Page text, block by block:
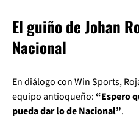
El guiño de Johan
Nacional
En diálogo con Win Sports,
equipo antioqueño: “Espero
pueda dar lo de Nacional”.